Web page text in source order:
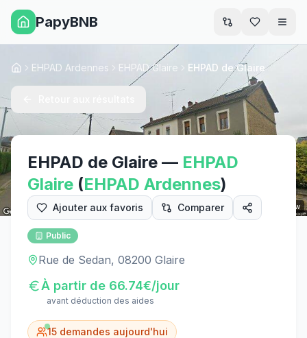
PapyBNB
Street View
AccueilEHPAD Ardennes EHPAD Glaire EHPAD de Glaire
EHPAD de Glaire — EHPAD
Glaire (EHPAD Ardennes)
Ajouter aux favoris Comparer
Public
Rue de Sedan, 08200 Glaire
À partir de 66.74€/jour
avant déduction des aides
15 demandes aujourd'hui